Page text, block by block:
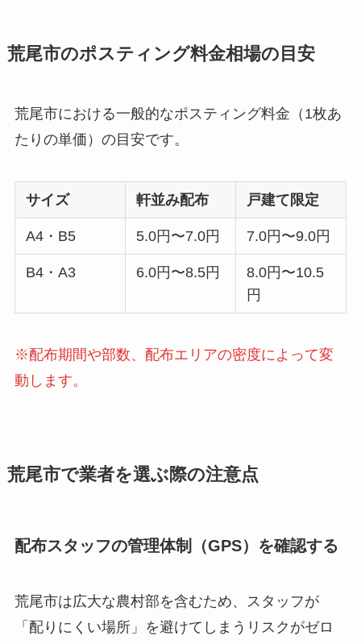
荒尾市のポスティング料金相場の目安
荒尾市における一般的なポスティング料金（1枚あ
たりの単価）の目安です。
サイズ 軒並み配布 戸建て限定
A4・B5 5.0円〜7.0円 7.0円〜9.0円
B4・A3 6.0円〜8.5円
8.0円〜10.5
円
※配布期間や部数、配布エリアの密度によって変
動します。
荒尾市で業者を選ぶ際の注意点
配布スタッフの管理体制（GPS）を確認する
荒尾市は広大な農村部を含むため、スタッフが
「配りにくい場所」を避けてしまうリスクがゼロ